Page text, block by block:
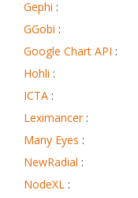
Gephi :
GGobi :
Google Chart API :
Hohli :
ICTA :
Leximancer :
Many Eyes :
NewRadial :
NodeXL :